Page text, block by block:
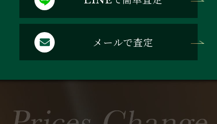
メールで査定